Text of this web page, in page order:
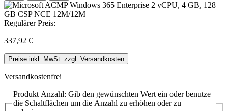
Regulärer Preis:
337,92 €
Preise inkl. MwSt. zzgl. Versandkosten
Versandkostenfrei
Produkt Anzahl: Gib den gewünschten Wert ein oder benutze
die Schaltflächen um die Anzahl zu erhöhen oder zu